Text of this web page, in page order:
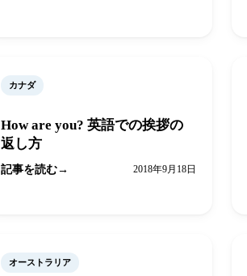
カナダ
How are you? 英語での挨拶の
返し方
記事を読む 2018年9月18日
オーストラリア